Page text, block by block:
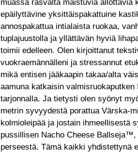
muassa rasvalta maistuvia ällöttäviä
epäilyttävine yksittäispakattuine
annospakattua intialaista ruokaa,
tuplajuustolla ja yllättävän hyviä
toimii edelleen. Olen kirjoittanut
vuokraemännälleni ja stressannut
mikä entisen jääkaapin takaa/alta
aamuna katkaisin
tarjonnalla. Ja tietysti olen syönyt
metrin syvyydestä porattua Värska-
kolmioleipää ja jostain ihmeellisestä
pussillisen Nacho Cheese
perseestä. Tämä kaikki yhdistettynä